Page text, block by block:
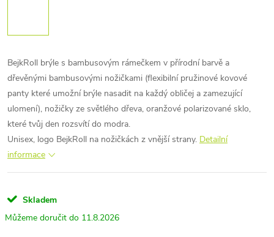
BejkRoll brýle s bambusovým rámečkem v přírodní barvě a
dřevěnými bambusovými nožičkami (flexibilní pružinové kovové
panty které umožní brýle nasadit na každý obličej a zamezující
ulomení), nožičky ze světlého dřeva, oranžové polarizované sklo,
které tvůj den rozsvítí do modra.
Unisex, logo BejkRoll na nožičkách z vnější strany. Detailní
informace
Skladem
11.8.2026